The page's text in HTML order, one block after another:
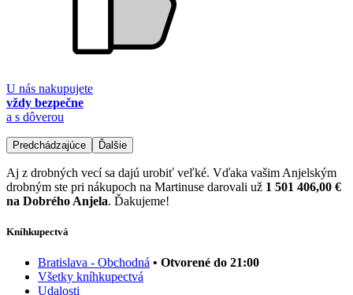
U nás nakupujete
vždy bezpečne
a s dôverou
Predchádzajúce Ďalšie
Aj z drobných vecí sa dajú urobiť veľké. Vďaka vašim Anjelským
drobným ste pri nákupoch na Martinuse darovali už 1 501 406,00 €
na Dobrého Anjela. Ďakujeme!
Kníhkupectvá
Bratislava - Obchodná • Otvorené do 21:00
Všetky kníhkupectvá
Udalosti